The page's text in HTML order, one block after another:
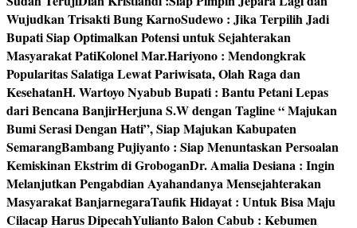
Wujudkan Trisakti Bung KarnoSudewo : Jika Terpilih Jadi
Bupati Siap Optimalkan Potensi untuk Sejahterakan
Masyarakat PatiKolonel Mar.Hariyono : Mendongkrak
Popularitas Salatiga Lewat Pariwisata, Olah Raga dan
KesehatanH. Wartoyo Nyabub Bupati : Bantu Petani Lepas
dari Bencana BanjirHerjuna S.W dengan Tagline “ Majukan
Bumi Serasi Dengan Hati”, Siap Majukan Kabupaten
SemarangBambang Pujiyanto : Siap Menuntaskan Persoalan
Kemiskinan Ekstrim di GroboganDr. Amalia Desiana : Ingin
Melanjutkan Pengabdian Ayahandanya Mensejahterakan
Masyarakat BanjarnegaraTaufik Hidayat : Untuk Bisa Maju
Cilacap Harus DipecahYulianto Balon Cabub : Kebumen